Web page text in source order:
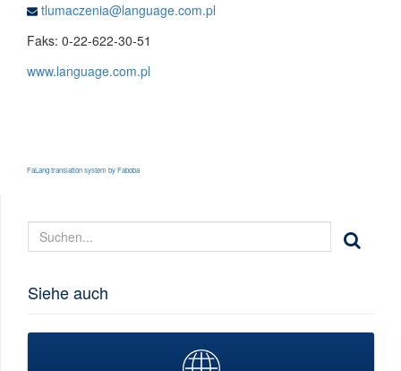
tlumaczenia@language.com.pl
Faks: 0-22-622-30-51
www.language.com.pl
FaLang translation system by Faboba
Siehe auch